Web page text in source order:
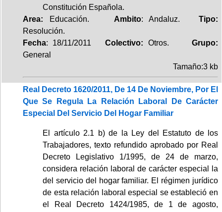
Constitución Española.
Area: Educación. Ambito: Andaluz.Tipo:
Resolución.
Fecha: 18/11/2011 Colectivo: Otros.
Grupo:
General
Tamaño:3 kb
Real Decreto 1620/2011, De 14 De Noviembre, Por El
Que Se Regula La Relación Laboral De Carácter
Especial Del Servicio Del Hogar Familiar
El artículo 2.1 b) de la Ley del Estatuto de los
Trabajadores, texto refundido aprobado por Real
Decreto Legislativo 1/1995, de 24 de marzo,
considera relación laboral de carácter especial la
del servicio del hogar familiar. El régimen jurídico
de esta relación laboral especial se estableció en
el Real Decreto 1424/1985, de 1 de agosto,